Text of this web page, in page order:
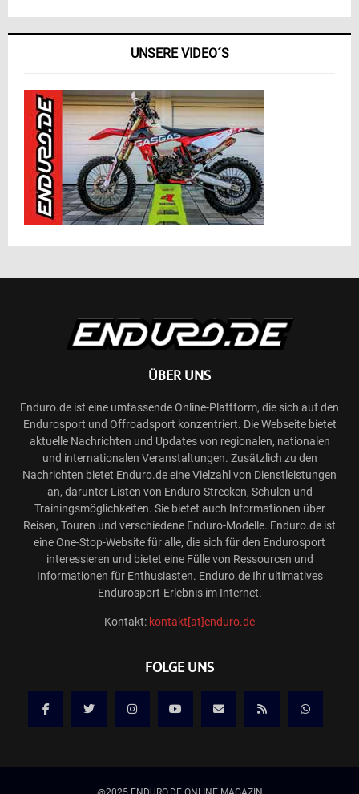
UNSERE VIDEO´S
ÜBER UNS
Enduro.de ist eine umfassende Online-Plattform, die sich auf den
Endurosport und Offroadsport konzentriert. Die Webseite bietet
aktuelle Nachrichten und Updates von regionalen, nationalen
und internationalen Veranstaltungen. Zusätzlich zu den
Nachrichten bietet Enduro.de eine Vielzahl von Dienstleistungen
an, darunter Listen von Enduro-Strecken, Schulen und
Trainingsmöglichkeiten. Sie bietet auch Informationen über
Reisen, Touren und verschiedene Enduro-Modelle. Enduro.de ist
eine One-Stop-Website für alle, die sich für den Endurosport
interessieren und bietet eine Fülle von Ressourcen und
Informationen für Enthusiasten. Enduro.de Ihr ultimatives
Endurosport-Erlebnis im Internet.
Kontakt: kontakt[at]enduro.de
FOLGE UNS